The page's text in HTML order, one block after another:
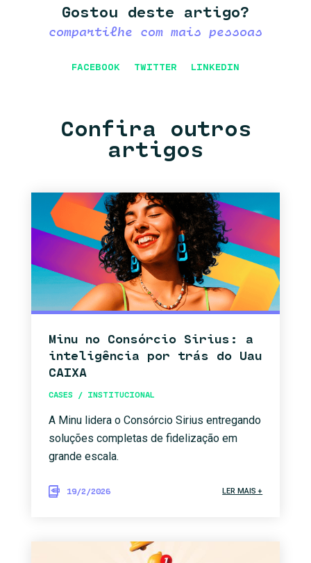
Gostou deste artigo?
compartilhe com mais pessoas
FACEBOOK TWITTER LINKEDIN
Confira outros
artigos
Minu no Consórcio Sirius: a
inteligência por trás do Uau
CAIXA
CASES / INSTITUCIONAL
A Minu lidera o Consórcio Sirius entregando
soluções completas de fidelização em
grande escala.
19/2/2026 LER MAIS +